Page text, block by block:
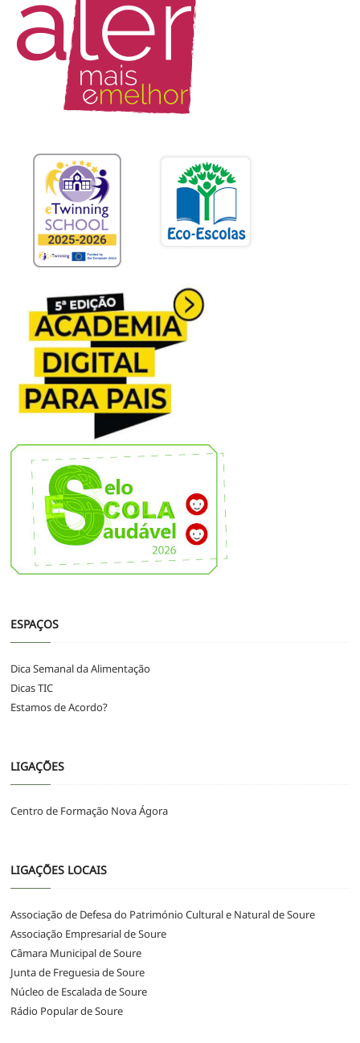
ESPAÇOS
Dica Semanal da Alimentação
Dicas TIC
Estamos de Acordo?
LIGAÇÕES
Centro de Formação Nova Ágora
LIGAÇÕES LOCAIS
Associação de Defesa do Património Cultural e Natural de Soure
Associação Empresarial de Soure
Câmara Municipal de Soure
Junta de Freguesia de Soure
Núcleo de Escalada de Soure
Rádio Popular de Soure